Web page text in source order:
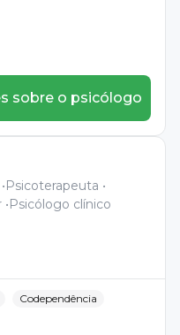
sobre o psicólogo
Psicoterapeuta
Psicólogo clínico
Codependência